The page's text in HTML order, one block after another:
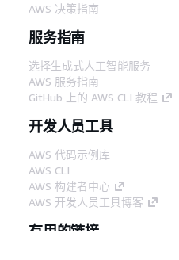
AWS 决策指南
服务指南
选择生成式人工智能服务
AWS 服务指南
GitHub 上的 AWS CLI 教程
开发人员工具
AWS 代码示例库
AWS CLI
AWS 构建者中心
AWS 开发人员工具博客
有用的链接